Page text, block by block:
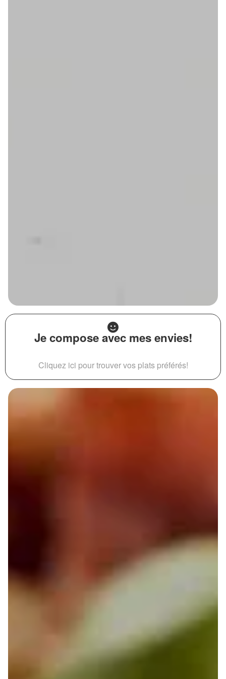
Je compose avec mes envies!
Cliquez ici pour trouver vos plats préférés!